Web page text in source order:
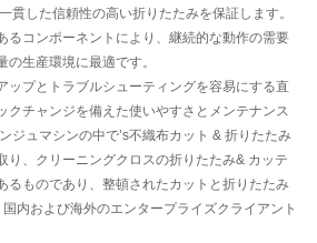
貫した信頼性の高い折りたたみを保証します。
るコンポーネントにより、継続的な動作の需要
生産環境に最適です。
ップとトラブルシューティングを容易にする直
クチャンジを備えた使いやすさとメンテナンス
ジュマシンの中で’s不織布カット & 折りたたみ
り、クリーニングクロスの折りたたみ& カッテ
るものであり、整頓されたカットと折りたたみ
内および海外のエンタープライズクライアント